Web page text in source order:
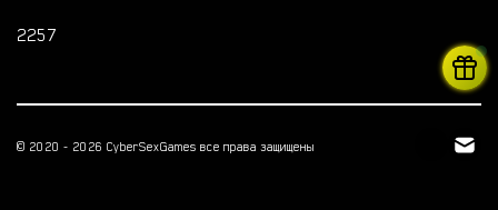
2257
© 2020 - 2026 CyberSexGames все права защищены